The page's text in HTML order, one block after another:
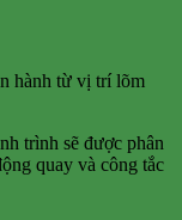
hành từ vị trí lõm
trình sẽ được phân
quay và công tắc